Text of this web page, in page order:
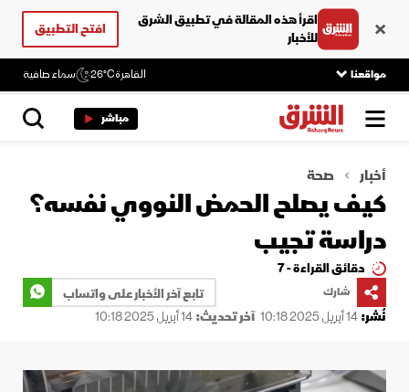
اقرأ هذه المقالة في تطبيق الشرق
للأخبار
افتح التطبيق
مواقعنا القاهرة26°C سماء صافية
مباشر
أخبار صحة
كيف يصلح الحمض النووي نفسه؟
دراسة تجيب
دقائق القراءة - 7
شارك
تابع آخر الأخبار على واتساب
نُشر:14 أبريل 2025 10:18 آخر تحديث:14 أبريل 2025 10:18